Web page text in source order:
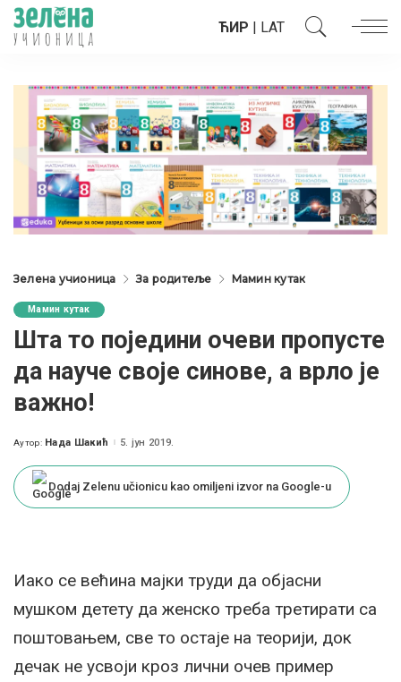
ЋИР | LAT
Зелена учионица За родитеље Мамин кутак
Мамин кутак
Шта то поједини очеви пропусте
да науче своје синове, а врло је
важно!
Posted
Аутор: Нада Шакић 5. јун 2019.
Dodaj Zelenu učionicu kao omiljeni izvor na Google-u
Иако се већина мајки труди да објасни
мушком детету да женско треба третирати са
поштовањем, све то остаје на теорији, док
дечак не усвоји кроз лични очев пример